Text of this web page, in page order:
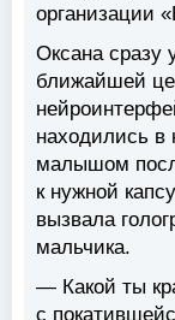
организации
Оксана сразу
ближайшей
находились в
малышом
к нужной
вызвала
мальчика.
— Какой ты
с